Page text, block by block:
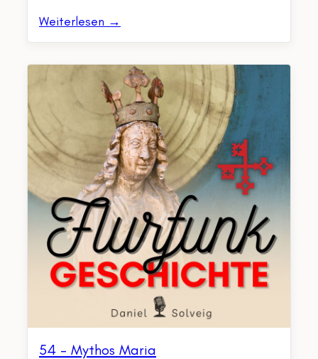
Weiterlesen →
54 – Mythos Maria